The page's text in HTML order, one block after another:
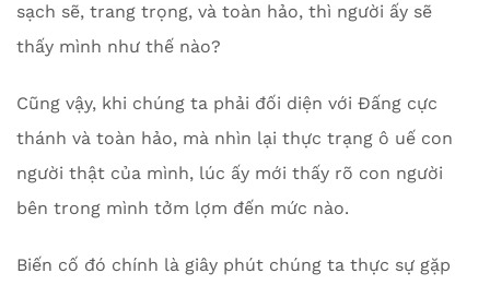
sạch sẽ, trang trọng, và toàn hảo, thì người ấy sẽ
thấy mình như thế nào?
Cũng vậy, khi chúng ta phải đối diện với Đấng cực
thánh và toàn hảo, mà nhìn lại thực trạng ô uế con
người thật của mình, lúc ấy mới thấy rõ con người
bên trong mình tởm lợm đến mức nào.
Biến cố đó chính là giây phút chúng ta thực sự gặp